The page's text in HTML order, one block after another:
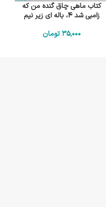
کتاب ماهی چاق گنده من که
زامبی شد 4، باله ای زیر نیم
35٬000تومان